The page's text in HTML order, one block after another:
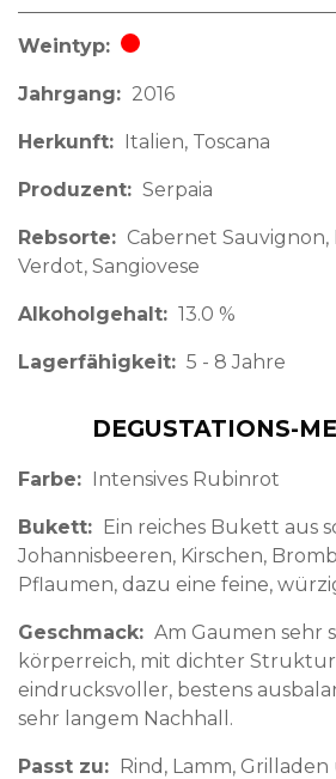
Weintyp Rotwein
Jahrgang 2016
Herkunft Italien Toscana
Produzent Serpaia
Rebsorte
Cabernet
Verdot, Sangiovese
Alkoholgehalt 13.0 %
Lagerfähigkeit 5 - 8 Jahre
DEGUSTATIONS-
Farbe Intensives Rubinrot
Bukett
Ein reiches Bukett aus
Johannisbeeren, Kirschen,
Pflaumen, dazu eine feine,
Geschmack
Am Gaumen sehr
körperreich, mit dichter
eindrucksvoller, bestens
sehr langem Nachhall.
Passt zu Rind, Lamm,